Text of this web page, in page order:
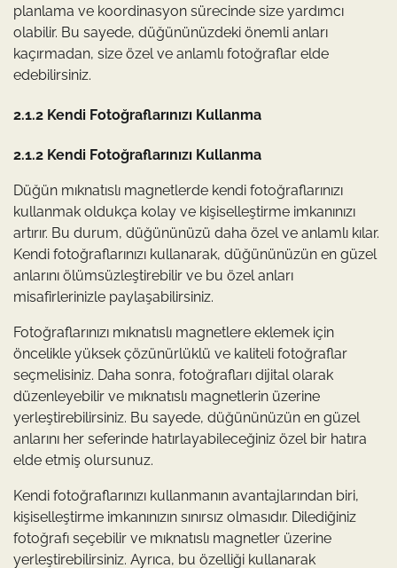
planlama ve koordinasyon sürecinde size yardımcı
olabilir. Bu sayede, düğününüzdeki önemli anları
kaçırmadan, size özel ve anlamlı fotoğraflar elde
edebilirsiniz.
2.1.2 Kendi Fotoğraflarınızı Kullanma
2.1.2 Kendi Fotoğraflarınızı Kullanma
Düğün mıknatıslı magnetlerde kendi fotoğraflarınızı
kullanmak oldukça kolay ve kişiselleştirme imkanınızı
artırır. Bu durum, düğününüzü daha özel ve anlamlı kılar.
Kendi fotoğraflarınızı kullanarak, düğününüzün en güzel
anlarını ölümsüzleştirebilir ve bu özel anları
misafirlerinizle paylaşabilirsiniz.
Fotoğraflarınızı mıknatıslı magnetlere eklemek için
öncelikle yüksek çözünürlüklü ve kaliteli fotoğraflar
seçmelisiniz. Daha sonra, fotoğrafları dijital olarak
düzenleyebilir ve mıknatıslı magnetlerin üzerine
yerleştirebilirsiniz. Bu sayede, düğününüzün en güzel
anlarını her seferinde hatırlayabileceğiniz özel bir hatıra
elde etmiş olursunuz.
Kendi fotoğraflarınızı kullanmanın avantajlarından biri,
kişiselleştirme imkanınızın sınırsız olmasıdır. Dilediğiniz
fotoğrafı seçebilir ve mıknatıslı magnetler üzerine
yerleştirebilirsiniz. Ayrıca, bu özelliği kullanarak